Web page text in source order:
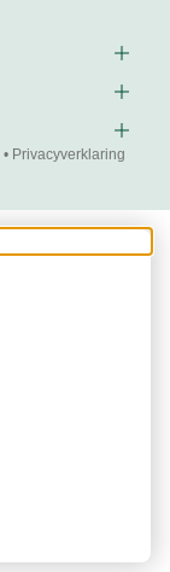
• Privacyverklaring